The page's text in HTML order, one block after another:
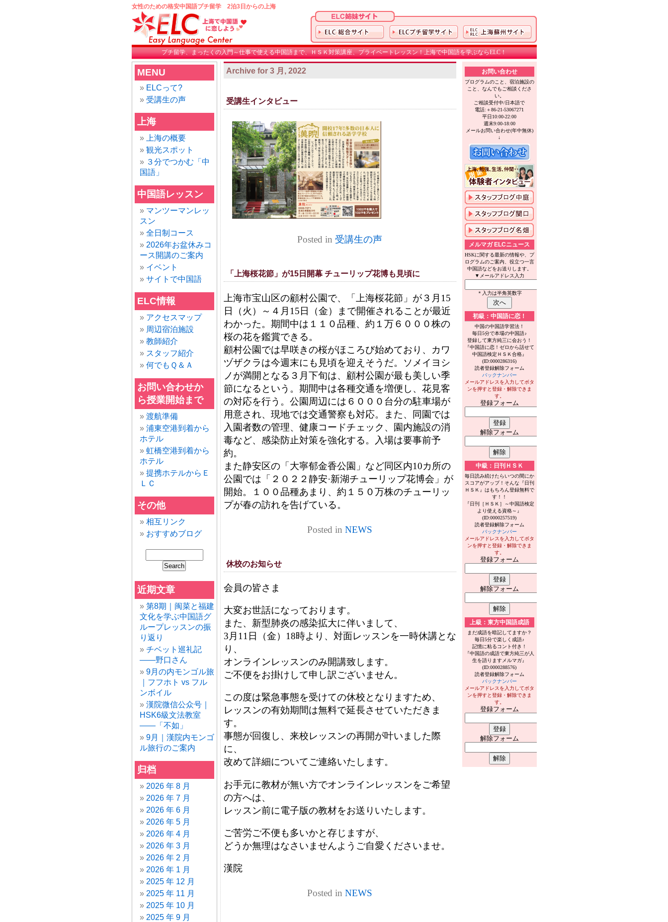
女性のための格安中国語プチ留学 2泊3日からの上海
プチ留学、まったくの入門～仕事で使える中国語まで、ＨＳＫ対策講座、プライベートレッスン！上海で中国語を学ぶならELC！
MENU
ELCって?
受講生の声
上海
上海の概要
観光スポット
３分でつかむ「中
国語」
中国語レッスン
マンツーマンレッ
スン
全日制コース
2026年お盆休みコ
ース開講のご案内
イベント
サイトで中国語
ELC情報
アクセスマップ
周辺宿泊施設
教師紹介
スタッフ紹介
何でもＱ＆Ａ
お問い合わせか
ら授業開始まで
渡航準備
浦東空港到着から
ホテル
虹橋空港到着から
ホテル
提携ホテルからＥ
ＬＣ
その他
相互リンク
おすすめブログ
近期文章
第8期｜闽菜と福建
文化を学ぶ中国語グ
ループレッスンの振
り返り
チベット巡礼記
——野口さん
9月の内モンゴル旅
｜フフホト vs フル
ンボイル
漢院微信公众号｜
HSK6級文法教室
——「不如」
9月｜漢院内モンゴ
ル旅行のご案内
归档
2026 年 8 月
2026 年 7 月
2026 年 6 月
2026 年 5 月
2026 年 4 月
2026 年 3 月
2026 年 2 月
2026 年 1 月
2025 年 12 月
2025 年 11 月
2025 年 10 月
2025 年 9 月
お問い合わせ
プログラムのこと、宿泊施設の
こと、なんでもご相談くださ
い。
ご相談受付中/日本語で
電話:＋86-21-53067271
平日10:00-22:00
週末9:00-18:00
メールお問い合わせ(年中無休)
↓
メルマガ ELCニュース
HSKに関する最新の情報や、プ
ログラムのご案内、役立つ一言
中国語などをお送りします。
▼メールアドレス入力
＊入力は半角英数字
初級：中国語に恋！
中国の中国語学習法！
毎日5分で本場の中国語♪
登録して東方純三に会おう！
『中国語に恋！ゼロから話せて
中国語検定ＨＳＫ合格』
(ID:0000286316)
読者登録解除フォーム
バックナンバー
メールアドレスを入力してボタ
ンを押すと登録・解除できま
す。
登録フォーム
解除フォーム
中級：日刊ＨＳＫ
毎日読み続けたらいつの間にか
スコアがアップ！そんな『日刊
ＨＳＫ』はもちろん登録無料で
す！！
『日刊［ＨＳＫ］～中国語検定
より使える資格～』
(ID:0000257519)
読者登録解除フォーム
バックナンバー
メールアドレスを入力してボタ
ンを押すと登録・解除できま
す。
登録フォーム
解除フォーム
上級：東方中国語成語
まだ成語を暗記してますか？
毎日5分で楽しく成語♪
記憶に粘るコント付き！
『中国語の成語で東方純三が人
生を語りますメルマガ』
(ID:0000288576)
読者登録解除フォーム
バックナンバー
メールアドレスを入力してボタ
ンを押すと登録・解除できま
す。
登録フォーム
解除フォーム
Archive for 3 月, 2022
受講生インタビュー
Posted in 受講生の声
「上海桜花節」が15日開幕 チューリップ花博も見頃に
上海市宝山区の顧村公園で、「上海桜花節」が３月15
日（火）～４月15日（金）まで開催されることが最近
わかった。期間中は１１０品種、約１万６０００株の
桜の花を鑑賞できる。
顧村公園では早咲きの桜がほころび始めており、カワ
ヅザクラは今週末にも見頃を迎えそうだ。ソメイヨシ
ノが満開となる３月下旬は、顧村公園が最も美しい季
節になるという。期間中は各種交通を増便し、花見客
の対応を行う。公園周辺には６０００台分の駐車場が
用意され、現地では交通警察も対応。また、同園では
入園者数の管理、健康コードチェック、園内施設の消
毒など、感染防止対策を強化する。入場は要事前予
約。
また静安区の「大寧郁金香公園」など同区内10カ所の
公園では「２０２２静安·新湖チューリップ花博会」が
開始。１００品種あまり、約１５０万株のチューリッ
プが春の訪れを告げている。
Posted in NEWS
休校のお知らせ
会員の皆さま
大変お世話になっております。
また、新型肺炎の感染拡大に伴いまして、
3月11日（金）18時より、対面レッスンを一時休講とな
り、
オンラインレッスンのみ開講致します。
ご不便をお掛けして申し訳ございません。
この度は緊急事態を受けての休校となりますため、
レッスンの有効期間は無料で延長させていただきま
す。
事態が回復し、来校レッスンの再開が叶いました際
に、
改めて詳細についてご連絡いたします。
お手元に教材が無い方でオンラインレッスンをご希望
の方へは、
レッスン前に電子版の教材をお送りいたします。
ご苦労ご不便も多いかと存じますが、
どうか無理はなさいませんようご自愛くださいませ。
漢院
Posted in NEWS